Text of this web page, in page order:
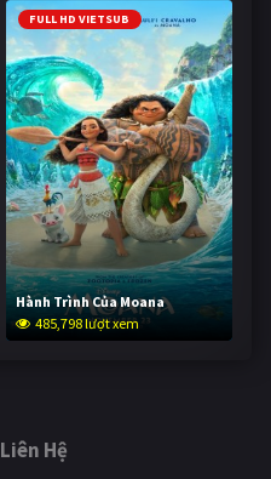
FULL HD VIETSUB
Hành Trình Của Moana
485,798 lượt xem
Liên Hệ